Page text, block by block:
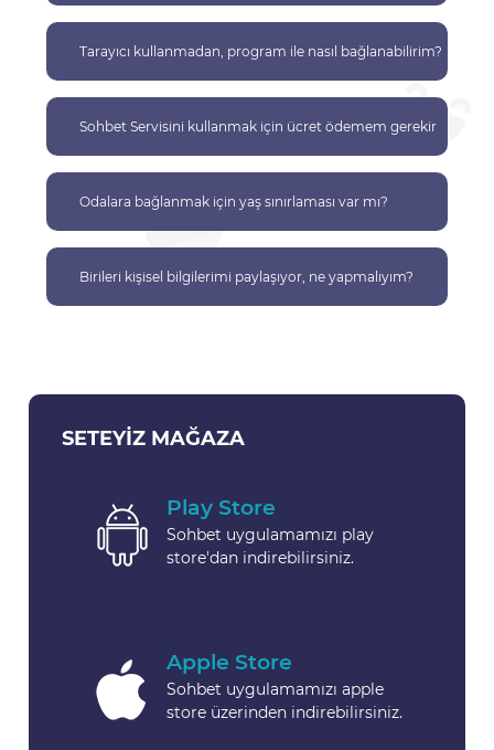
Tarayıcı kullanmadan, program ile nasıl bağlanabilirim?
Sohbet Servisini kullanmak için ücret ödemem gerekir
Odalara bağlanmak için yaş sınırlaması var mı?
Birileri kişisel bilgilerimi paylaşıyor, ne yapmalıyım?
SETEYIZ MAĞAZA
Play Store
Sohbet uygulamamızı play
store'dan indirebilirsiniz.
Apple Store
Sohbet uygulamamızı apple
store üzerinden indirebilirsiniz.